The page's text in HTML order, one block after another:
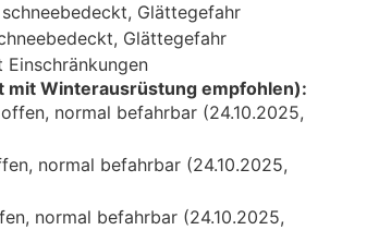
schneebedeckt, Glättegefahr
Glättegefahr
Einschränkungen
mit Winterausrüstung empfohlen):
normal befahrbar (24.10.2025,
normal befahrbar (24.10.2025,
normal befahrbar (24.10.2025,